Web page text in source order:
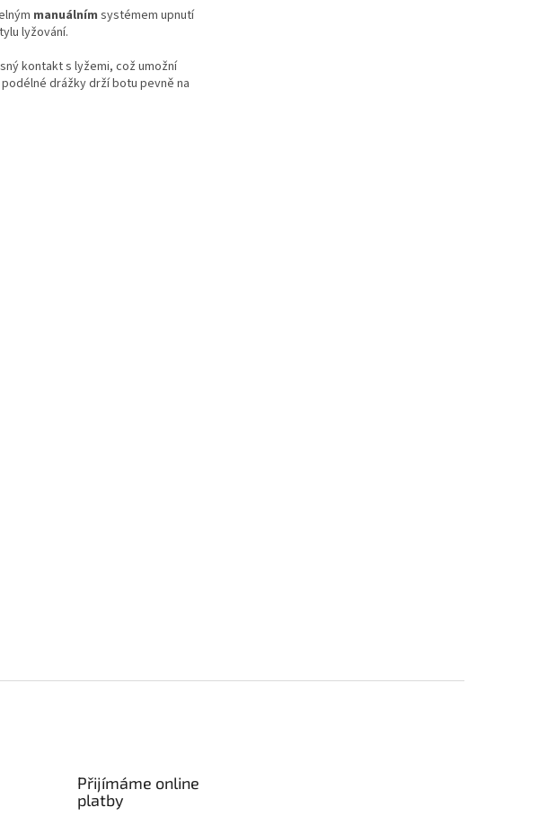
manuálním systémem upnutí
lyžování.
kontakt s lyžemi, což umožní
drážky drží botu pevně na
Přijímáme online
platby